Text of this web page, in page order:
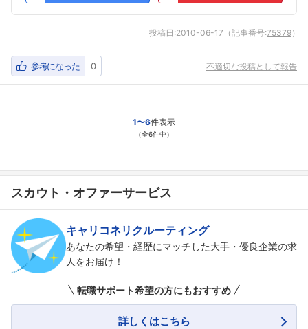
投稿日:2010-06-17 （記事番号:75379）
参考になった 0 不適切な投稿として報告
1〜6件表示
（全6件中）
スカウト・オファーサービス
キャリコネリクルーティング
あなたの希望・経歴にマッチした大手・優良企業の求
人をお届け！
転職サポート希望の方にもおすすめ
詳しくはこちら